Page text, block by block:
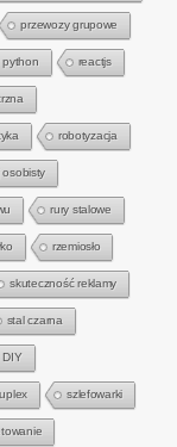
przewozy grupowe
python reactjs
robotyzacja
osobisty
rury stalowe
rzemiosło
skuteczność reklamy
stal czarna
DIY
szlefowarki